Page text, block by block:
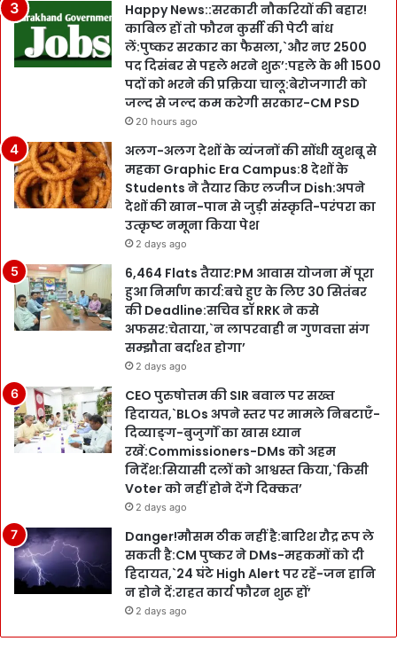
Happy News::सरकारी नौकरियों की बहार!
काबिल हों तो फौरन कुर्सी की पेटी बांध
लें:पुष्कर सरकार का फैसला,`और नए 2500
पद दिसंबर से पहले भरने शुरू’:पहले के भी 1500
पदों को भरने की प्रक्रिया चालू:बेरोजगारी को
जल्द से जल्द कम करेगी सरकार-CM PSD
20 hours ago
अलग-अलग देशों के व्यंजनों की सोंधी खुशबू से
महका Graphic Era Campus:8 देशों के
Students ने तैयार किए लजीज Dish:अपने
देशों की खान-पान से जुड़ी संस्कृति-परंपरा का
उत्कृष्ट नमूना किया पेश
2 days ago
6,464 Flats तैयार:PM आवास योजना में पूरा
हुआ निर्माण कार्य:बचे हुए के लिए 30 सितंबर
की Deadline:सचिव डॉ RRK ने कसे
अफसर:चेताया,`न लापरवाही न गुणवत्ता संग
सम्झौता बर्दाश्त होगा’
2 days ago
CEO पुरुषोत्तम की SIR बवाल पर सख्त
हिदायत,`BLOs अपने स्तर पर मामले निबटाएँ-
दिव्याङ्ग-बुजुर्गों का खास ध्यान
रखें:Commissioners-DMs को अहम
निर्देश:सियासी दलों को आश्वस्त किया,`किसी
Voter को नहीं होने देंगे दिक्कत’
2 days ago
Danger!मौसम ठीक नहीं है:बारिश रौद्र रूप ले
सकती है:CM पुष्कर ने DMs-महकमों को दी
हिदायत,`24 घंटे High Alert पर रहें-जन हानि
न होने दें:राहत कार्य फौरन शुरू हों’
2 days ago